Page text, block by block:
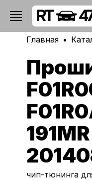
Главная
191MR
чип-тюнинга